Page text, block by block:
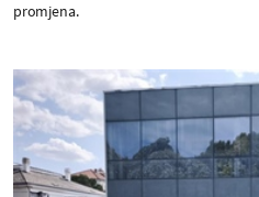
promjena.